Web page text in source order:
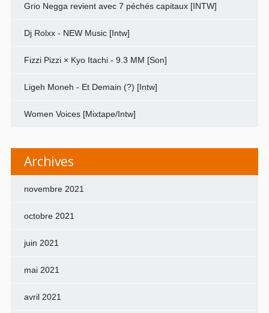
Grio Negga revient avec 7 péchés capitaux [INTW]
Dj Rolxx - NEW Music [Intw]
Fizzi Pizzi × Kyo Itachi - 9.3 MM [Son]
Ligeh Moneh - Et Demain (?) [Intw]
Women Voices [Mixtape/Intw]
Archives
novembre 2021
octobre 2021
juin 2021
mai 2021
avril 2021